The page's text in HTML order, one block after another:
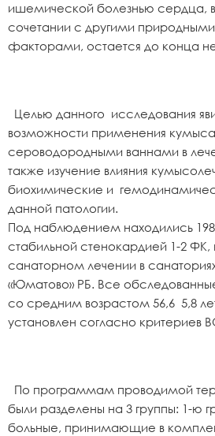
ишемической болезнью сердца,
сочетании с другими
факторами, остается до конца
Целью данного исследования
возможности применения кумыса
сероводородными ваннами в
также изучение влияния
биохимические и
данной патологии.
Под наблюдением находились
стабильной стенокардией 1-2 ФК,
санаторном лечении в
«Юматово» РБ. Все
со средним возрастом 56,6 5,8
установлен согласно критериев
По программам проводимой
были разделены на 3 группы: 1-ю
больные, принимающие в